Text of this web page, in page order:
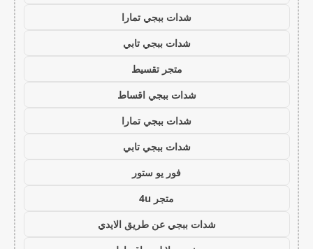
شدات ببجي تمارا
شدات ببجي تابي
متجر تقسيط
شدات ببجي اقساط
شدات ببجي تمارا
شدات ببجي تابي
فور يو ستور
متجر 4u
شدات ببجي عن طريق الايدي